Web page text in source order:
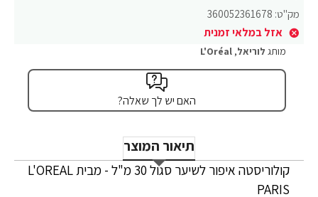
מק"ט: 360052361678
אזל במלאי זמנית
מותג לוריאל,
L'Oréal
האם יש לך שאלה?
תיאור המוצר
קולוריסטה איפור לשיער סגול 30 מ"ל - מבית L'OREAL
PARIS